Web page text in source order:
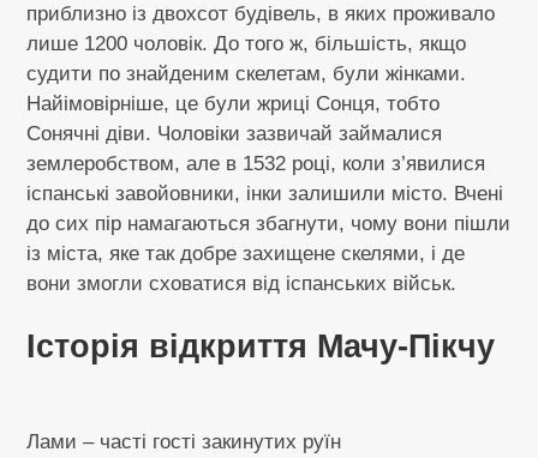
приблизно із двохсот будівель, в яких проживало
лише 1200 чоловік. До того ж, більшість, якщо
судити по знайденим скелетам, були жінками.
Найімовірніше, це були жриці Сонця, тобто
Сонячні діви. Чоловіки зазвичай займалися
землеробством, але в 1532 році, коли з’явилися
іспанські завойовники, інки залишили місто. Вчені
до сих пір намагаються збагнути, чому вони пішли
із міста, яке так добре захищене скелями, і де
вони змогли сховатися від іспанських військ.
Історія відкриття Мачу-Пікчу
Лами – часті гості закинутих руїн